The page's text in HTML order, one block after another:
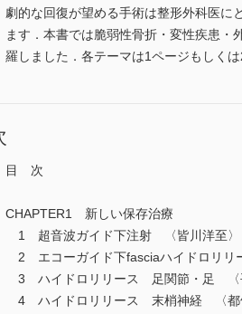
劇的な回復が望める手術は整形外科医に
ます．本書では脆弱性骨折・変性疾患・
羅しました．各テーマは1ページもしく
目 次
CHAPTER1 新しい保存治療
1 超音波ガイド下注射 〈皆川洋至〉
2 エコーガイド下fasciaハイドロリリ
3 ハイドロリリース 足関節・足 〈
4 ハイドロリリース 末梢神経 〈都